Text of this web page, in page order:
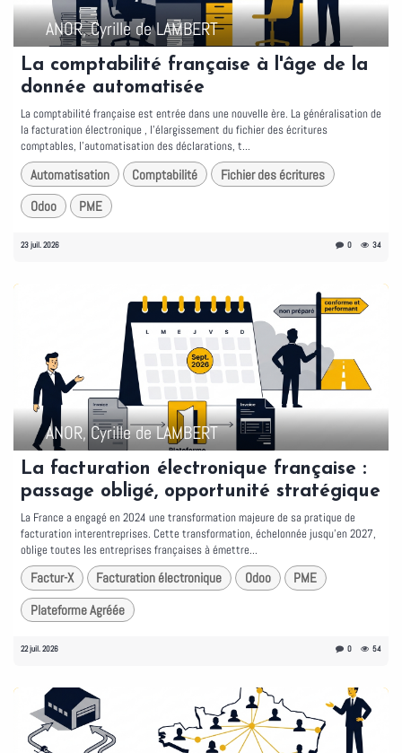
ANOR, Cyrille de LAMBERT
La comptabilité française à l'âge de la
donnée automatisée
La comptabilité française est entrée dans une nouvelle ère. La généralisation de
la facturation électronique , l'élargissement du fichier des écritures
comptables, l'automatisation des déclarations, t...
Automatisation Comptabilité
Fichier des écritures
Odoo
PME
23 juil. 2026 0 34
ANOR, Cyrille de LAMBERT
La facturation électronique française :
passage obligé, opportunité stratégique
La France a engagé en 2024 une transformation majeure de sa pratique de
facturation interentreprises. Cette transformation, échelonnée jusqu'en 2027,
oblige toutes les entreprises françaises à émettre...
Factur-X Facturation électronique Odoo
PME
Plateforme Agréée
22 juil. 2026 0 54